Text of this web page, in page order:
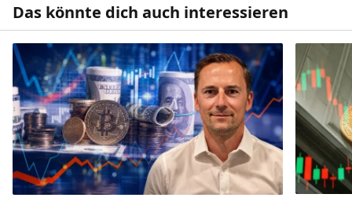
Das könnte dich auch interessieren